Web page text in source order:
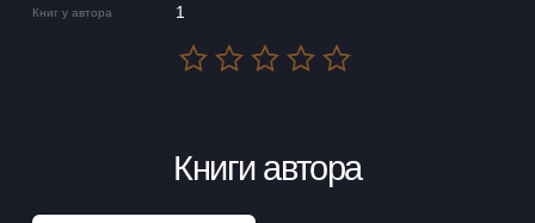
Книг у автора 1
Книги автора